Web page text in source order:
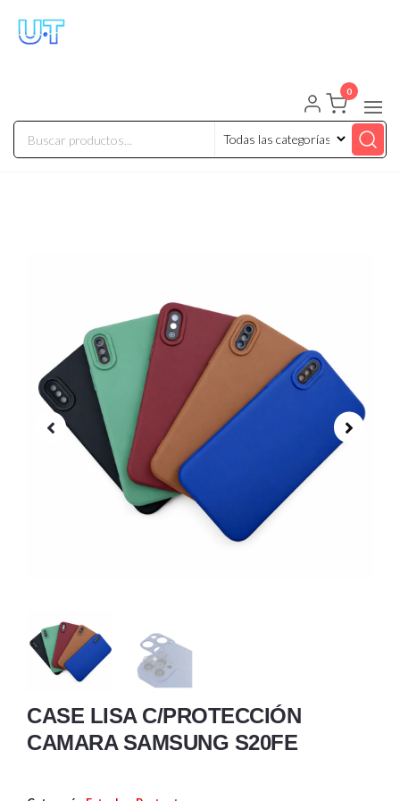
0
CASE LISA C/PROTECCIÓN
CAMARA SAMSUNG S20FE